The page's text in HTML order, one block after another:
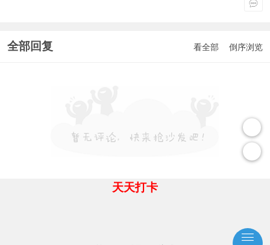
全部回复 看全部 倒序浏览
天天打卡